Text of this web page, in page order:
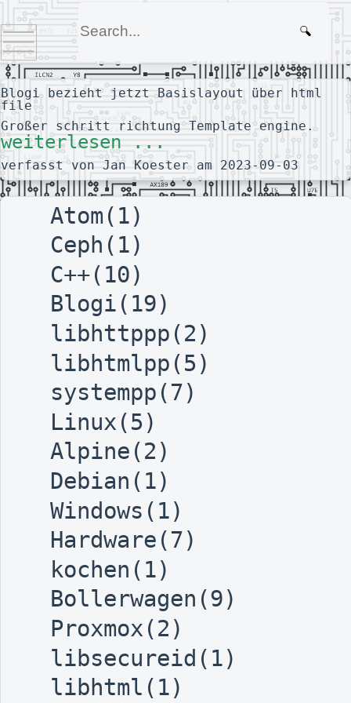
Blogi bezieht jetzt Basislayout über html
file
Großer schritt richtung Template engine.
weiterlesen ...
verfasst von Jan Koester am 2023-09-03
Atom(1)
Ceph(1)
C++(10)
Blogi(19)
libhttppp(2)
libhtmlpp(5)
systempp(7)
Linux(5)
Alpine(2)
Debian(1)
Windows(1)
Hardware(7)
kochen(1)
Bollerwagen(9)
Proxmox(2)
libsecureid(1)
libhtml(1)